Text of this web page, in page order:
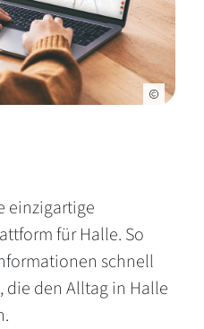
einzigartige
für Halle. So
schnell
den Alltag in Halle